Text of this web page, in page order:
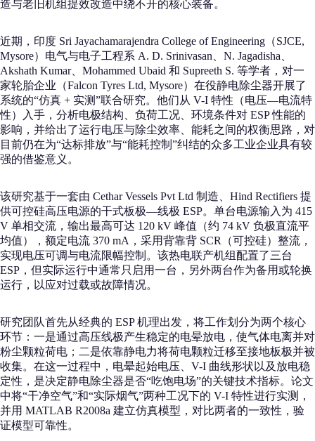
造与老旧机组提效改造中绕不开的核心装备。
近期，印度 Sri Jayachamarajendra College of Engineering（SJCE,
Mysore）电气与电子工程系 A. D. Srinivasan、N. Jagadisha、
Akshath Kumar、Mohammed Ubaid 和 Supreeth S. 等学者，对一
家轮胎企业（Falcon Tyres Ltd, Mysore）在役静电除尘器开展了
系统的“仿真 + 实测”联合研究。他们从 V-I 特性（电压—电流特
性）入手，分析电极结构、负荷工况、环境条件对 ESP 性能的
影响，并给出了运行电压与除尘效率、能耗之间的权衡思路，对
目前仍在为“达标排放”与“能耗控制”纠结的众多工业企业具有较
强的借鉴意义。
该研究基于一套由 Cethar Vessels Pvt Ltd 制造、Hind Rectifiers 提
供可控硅高压电源的干式板极—线极 ESP。单台电源输入为 415
V 单相交流，输出最高可达 120 kV 峰值（约 74 kV 负极直流平
均值），额定电流 370 mA，采用背靠背 SCR（可控硅）整流，
实现电压可调与电流限幅控制。该热电联产机组配置了三台
ESP，但实际运行中通常只启用一台，另外两台作为备用或轮换
运行，以应对过载或故障情况。
研究团队首先从经典的 ESP 机理出发，将工作划分为两个核心
环节：一是通过高压线极产生稳定的电晕放电，使气体电离并对
粉尘颗粒荷电；二是依靠静电力将荷电颗粒迁移至接地板极并被
收集。在这一过程中，电晕起始电压、V-I 曲线形状以及放电稳
定性，是决定静电除尘器是否“吃饱电场”的关键技术指标。论文
中将“干净空气”和“实际烟气”两种工况下的 V-I 特性进行实测，
并用 MATLAB R2008a 建立仿真模型，对比两者的一致性，验
证模型可靠性。